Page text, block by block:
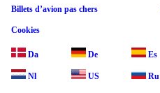
Billets d’avion pas chers
Cookies
Da De Es
Nl US Ru